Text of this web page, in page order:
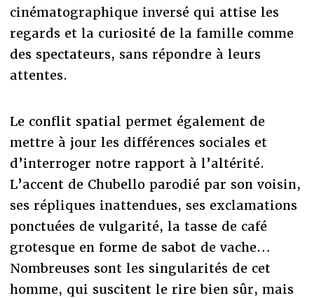
cinématographique inversé qui attise les
regards et la curiosité de la famille comme
des spectateurs, sans répondre à leurs
attentes.
Le conflit spatial permet également de
mettre à jour les différences sociales et
d’interroger notre rapport à l’altérité.
L’accent de Chubello parodié par son voisin,
ses répliques inattendues, ses exclamations
ponctuées de vulgarité, la tasse de café
grotesque en forme de sabot de vache…
Nombreuses sont les singularités de cet
homme, qui suscitent le rire bien sûr, mais